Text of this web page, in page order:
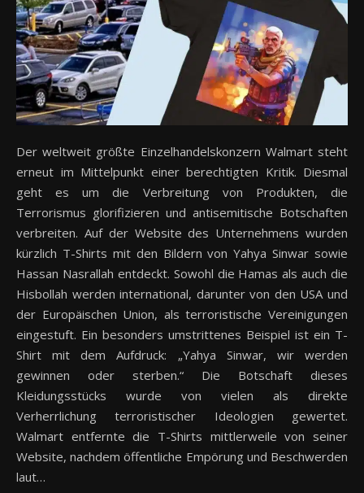
Der weltweit größte Einzelhandelskonzern Walmart steht
erneut im Mittelpunkt einer berechtigten Kritik. Diesmal
geht es um die Verbreitung von Produkten, die
Terrorismus glorifizieren und antisemitische Botschaften
verbreiten. Auf der Website des Unternehmens wurden
kürzlich T-Shirts mit den Bildern von Yahya Sinwar sowie
Hassan Nasrallah entdeckt. Sowohl die Hamas als auch die
Hisbollah werden international, darunter von den USA und
der Europäischen Union, als terroristische Vereinigungen
eingestuft. Ein besonders umstrittenes Beispiel ist ein T-
Shirt mit dem Aufdruck: „Yahya Sinwar, wir werden
gewinnen oder sterben.“ Die Botschaft dieses
Kleidungsstücks wurde von vielen als direkte
Verherrlichung terroristischer Ideologien gewertet.
Walmart entfernte die T-Shirts mittlerweile von seiner
Website, nachdem öffentliche Empörung und Beschwerden
laut…